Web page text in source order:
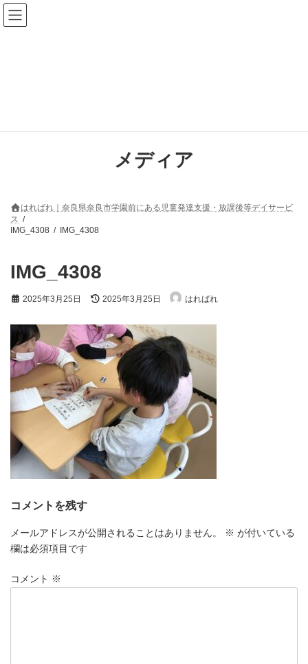
コ
ン
テ
ナ
ビ
ゲ
メディア
はればれ｜奈良県奈良市学園前にある児童発達支援・放課後等デイサービ
ス
IMG_4308
IMG_4308
IMG_4308
2025年3月25日
最
新
日
時
:
2025年3月25日 はればれ
コメントを残す
メールアドレスが公開されることはありません。 ※ が付いている
欄は必須項目です
コメント ※